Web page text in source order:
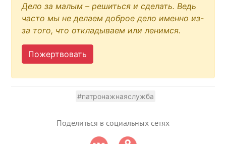
Дело за малым – решиться и сделать. Ведь
часто мы не делаем доброе дело именно из-
за того, что откладываем или ленимся.
Пожертвовать
#патронажнаяслужба
Поделиться в социальных сетях